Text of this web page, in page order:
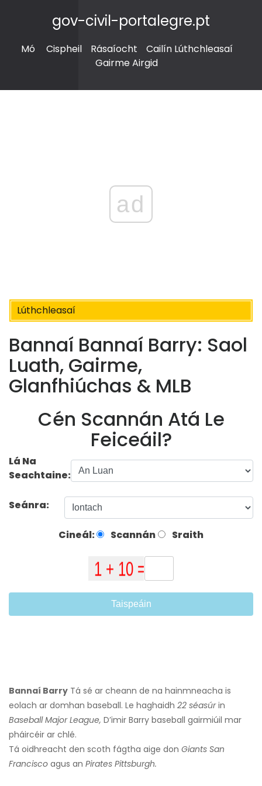
gov-civil-portalegre.pt
Mó Cispheil Rásaíocht
Cailín Lúthchleasaí
Gairme Airgid
ad
Lúthchleasaí
Bannaí Bannaí Barry: Saol
Luath, Gairme,
Glanfhiúchas & MLB
Cén Scannán Atá Le
Feiceáil?
Lá Na
Seachtaine:
Seánra:
Cineál: Scannán Sraith
Taispeáin
Bannaí Barry Tá sé ar cheann de na hainmneacha is
eolach ar domhan baseball. Le haghaidh 22 séasúrin
Baseball Major League, D’imir Barry baseball gairmiúil mar
pháircéir ar chlé.
Tá oidhreacht den scoth fágtha aige don Giants San
Francisco agus an Pirates Pittsburgh.